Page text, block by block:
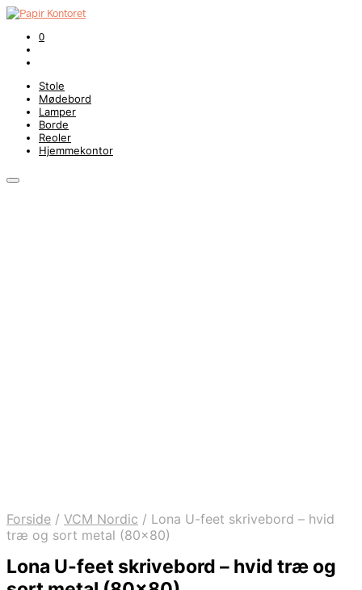
0
Stole
Mødebord
Lamper
Borde
Reoler
Hjemmekontor
Forside / VCM Nordic / Lona U-feet skrivebord – hvid
træ og sort metal (80×80)
Lona U-feet skrivebord – hvid træ og